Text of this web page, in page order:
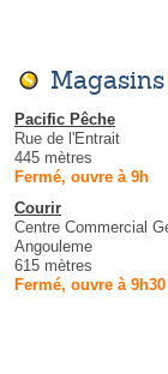
Pacific Pêche
Rue de l'Entrait
445 mètres
Fermé, ouvre à 9h
Courir
Centre Commercial
Angouleme
615 mètres
Fermé, ouvre à 9h30